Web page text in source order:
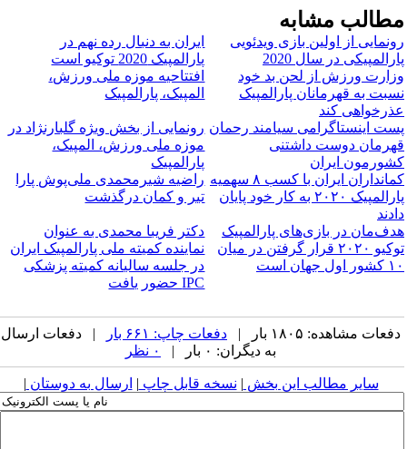
مطالب مشابه
رونمایی از اولین بازی ویدئویی
پارالمپیکی در سال 2020
​ایران به دنبال رده نهم در
پارالمپیک 2020 توکیو است
وزارت ورزش از لحن بد خود
نسبت به قهرمانان پارالمپیک
عذرخواهی کند
افتتاحیه موزه ملی ورزش،
المپیک، پارالمپیک
پست اینستاگرامی سیامند رحمان
قهرمان دوست داشتنی
کشورمون ایران
رونمایی از بخش ویژه گلبارنژاد در
موزه ملی ورزش، المپیک،
پارالمپیک
کمانداران ایران با کسب ۸ سهمیه
پارالمپیک ۲۰۲۰ به کار خود پایان
دادند
راضیه شیرمحمدی ملی‌پوش پارا
تیر و کمان درگذشت
هدف‌مان در بازی‌های پارالمپیک
توکیو ۲۰۲۰ قرار گرفتن در میان
۱۰ کشور اول جهان است
دکتر فریبا محمدی به عنوان
نماینده کمیته ملی پارالمپیک ایران
در جلسه سالیانه کمیته پزشکی
IPC حضور یافت
دفعات مشاهده: ۱۸۰۵ بار | دفعات چاپ: ۶۶۱ بار
| دفعات ارسال
به دیگران: ۰ بار |
۰ نظر
سایر مطالب این بخش | نسخه قابل چاپ | ارسال به دوستان |